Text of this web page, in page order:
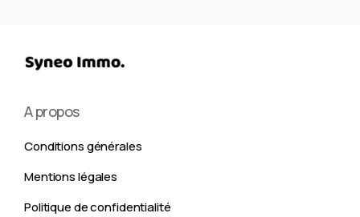
A propos
Conditions générales
Mentions légales
Politique de confidentialité